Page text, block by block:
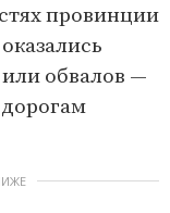
провинции
обвалов —